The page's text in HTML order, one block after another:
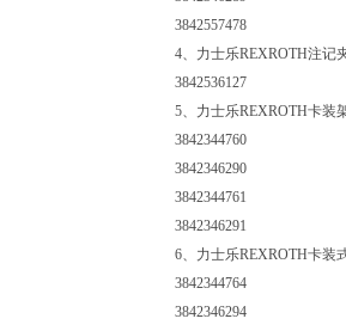
3842557478
4、力士乐REXROTH注记
3842536127
5、力士乐REXROTH卡装
3842344760
3842346290
3842344761
3842346291
6、力士乐REXROTH卡装
3842344764
3842346294